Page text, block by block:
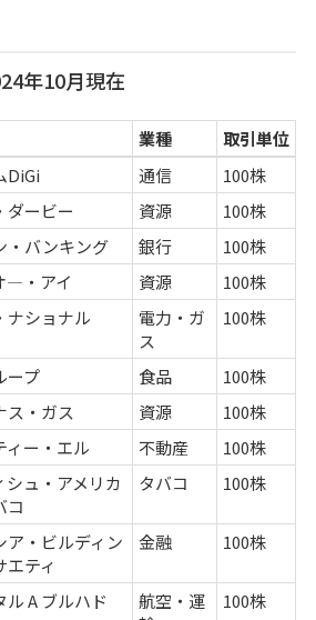
年10月現在
業種
取引単位
DiGi 通信
100株
ダービー 資源
100株
・バンキング 銀行
100株
―・アイ 資源
100株
ナショナル
電力・ガ
ス
100株
ープ 食品
100株
ス・ガス 資源
100株
ィー・エル 不動産
100株
シュ・アメリカ
コ
タバコ 100株
ア・ビルディン
エティ
金融 100株
ル A ブルハド
航空・運
100株